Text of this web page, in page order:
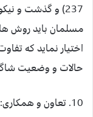
237) و گذشت و
مسلمان باید روش
اختیار نماید که
حالات و وضعیت
10. تعاون و همکاری: